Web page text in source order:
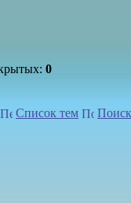
0
Список тем